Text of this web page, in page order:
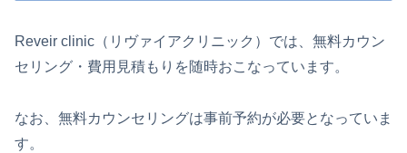
Reveir clinic（リヴァイアクリニック）では、無料カウン
セリング・費用見積もりを随時おこなっています。
なお、無料カウンセリングは事前予約が必要となっていま
す。